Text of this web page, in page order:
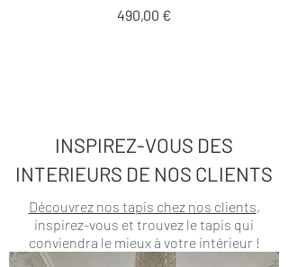
Prix
490,00 €
INSPIREZ-VOUS DES
INTERIEURS DE NOS CLIENTS
Découvrez nos tapis chez nos clients,
inspirez-vous et trouvez le tapis qui
conviendra le mieux à votre intérieur !